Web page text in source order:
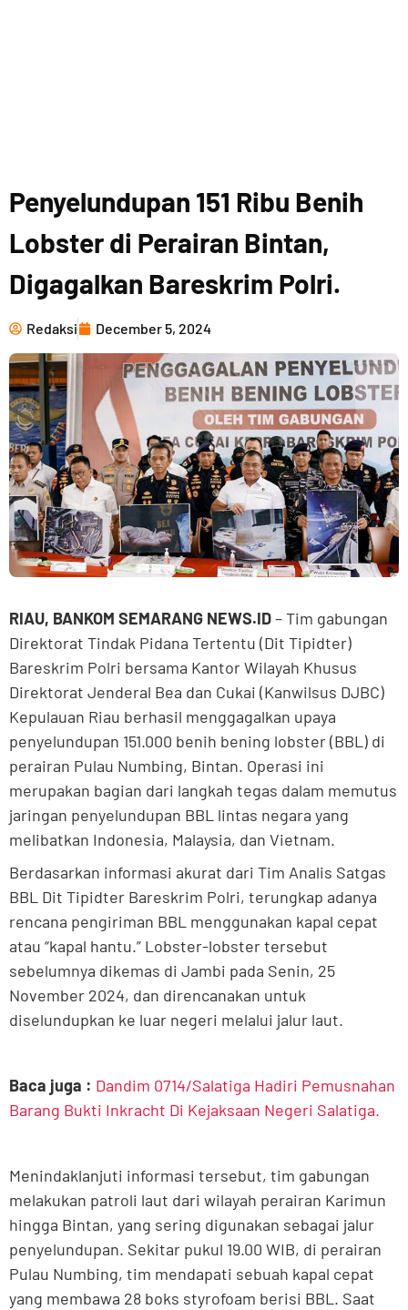
Penyelundupan 151 Ribu Benih
Lobster di Perairan Bintan,
Digagalkan Bareskrim Polri.
Redaksi December 5, 2024
RIAU, BANKOM SEMARANG NEWS.ID– Tim gabungan
Direktorat Tindak Pidana Tertentu (Dit Tipidter)
Bareskrim Polri bersama Kantor Wilayah Khusus
Direktorat Jenderal Bea dan Cukai (Kanwilsus DJBC)
Kepulauan Riau berhasil menggagalkan upaya
penyelundupan 151.000 benih bening lobster (BBL) di
perairan Pulau Numbing, Bintan. Operasi ini
merupakan bagian dari langkah tegas dalam memutus
jaringan penyelundupan BBL lintas negara yang
melibatkan Indonesia, Malaysia, dan Vietnam.
Berdasarkan informasi akurat dari Tim Analis Satgas
BBL Dit Tipidter Bareskrim Polri, terungkap adanya
rencana pengiriman BBL menggunakan kapal cepat
atau “kapal hantu.” Lobster-lobster tersebut
sebelumnya dikemas di Jambi pada Senin, 25
November 2024, dan direncanakan untuk
diselundupkan ke luar negeri melalui jalur laut.
Baca juga : Dandim 0714/Salatiga Hadiri Pemusnahan
Barang Bukti Inkracht Di Kejaksaan Negeri Salatiga.
Menindaklanjuti informasi tersebut, tim gabungan
melakukan patroli laut dari wilayah perairan Karimun
hingga Bintan, yang sering digunakan sebagai jalur
penyelundupan. Sekitar pukul 19.00 WIB, di perairan
Pulau Numbing, tim mendapati sebuah kapal cepat
yang membawa 28 boks styrofoam berisi BBL. Saat